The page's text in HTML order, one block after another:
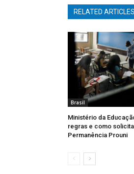
RELATED ARTICLES
Brasil
Ministério da
regras e como
Permanência Prouni